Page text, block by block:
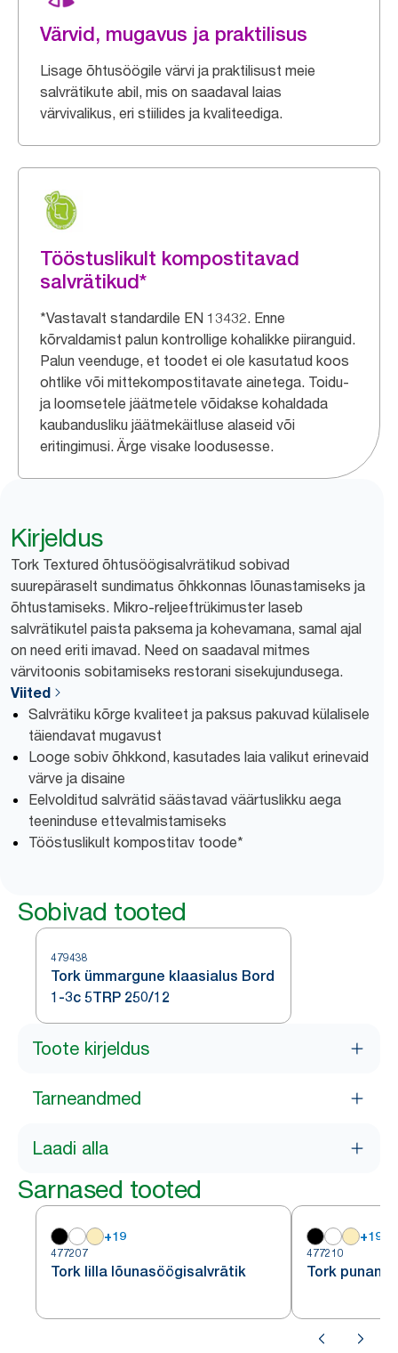
Värvid, mugavus ja praktilisus
Lisage õhtusöögile värvi ja praktilisust meie
salvrätikute abil, mis on saadaval laias
värvivalikus, eri stiilides ja kvaliteediga.
Tööstuslikult kompostitavad
salvrätikud*
*Vastavalt standardile EN 13432. Enne
kõrvaldamist palun kontrollige kohalikke piiranguid.
Palun veenduge, et toodet ei ole kasutatud koos
ohtlike või mittekompostitavate ainetega. Toidu-
ja loomsetele jäätmetele võidakse kohaldada
kaubandusliku jäätmekäitluse alaseid või
eritingimusi. Ärge visake loodusesse.
Kirjeldus
Tork Textured õhtusöögisalvrätikud sobivad
suurepäraselt sundimatus õhkkonnas lõunastamiseks ja
õhtustamiseks. Mikro-reljeeftrükimuster laseb
salvrätikutel paista paksema ja kohevamana, samal ajal
on need eriti imavad. Need on saadaval mitmes
värvitoonis sobitamiseks restorani sisekujundusega.
Viited
Salvrätiku kõrge kvaliteet ja paksus pakuvad külalisele
täiendavat mugavust
Looge sobiv õhkkond, kasutades laia valikut erinevaid
värve ja disaine
Eelvolditud salvrätid säästavad väärtuslikku aega
teeninduse ettevalmistamiseks
Tööstuslikult kompostitav toode*
Sobivad tooted
479438
Tork ümmargune klaasialus Bord
1-3c 5TRP 250/12
Toote kirjeldus
Tarneandmed
Laadi alla
Sarnased tooted
+19
477207
Tork lilla lõunasöögisalvrätik
+19
477210
Tork